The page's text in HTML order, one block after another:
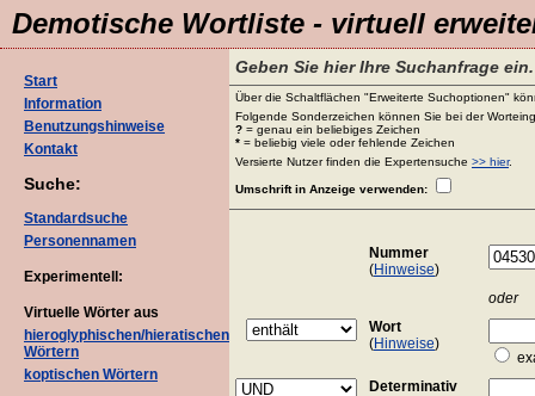
Demotische Wortliste - virtuell
Start
Information
Benutzungshinweise
Kontakt
Suche:
Standardsuche
Personennamen
Experimentell:
Virtuelle Wörter aus
hieroglyphischen/hieratischen
Wörtern
koptischen Wörtern
Geben Sie hier Ihre Suchanfrage ein.
Über die Schaltflächen "Erweiterte Suchoptionen"
Folgende Sonderzeichen können Sie bei der
? = genau ein beliebiges Zeichen
* = beliebig viele oder fehlende Zeichen
Versierte Nutzer finden die Expertensuche >> hier.
Umschrift in Anzeige verwenden:
Nummer
(Hinweise)
oder
Wort
(Hinweise)
Determinativ